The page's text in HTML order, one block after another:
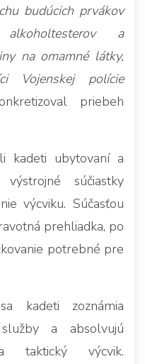
budúcich prvákov
a
na omamné látky,
Vojenskej polície
priebeh
kadeti ubytovaní a
súčiastky
výcviku. Súčasťou
prehliadka, po
potrebné pre
kadeti zoznámia
a absolvujú
taktický výcvik.